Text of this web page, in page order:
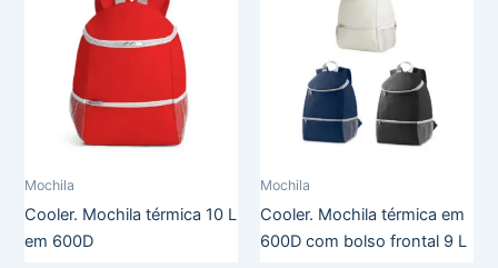
Mochila
Cooler. Mochila térmica 10 L
em 600D
Mochila
Cooler. Mochila térmica em
600D com bolso frontal 9 L